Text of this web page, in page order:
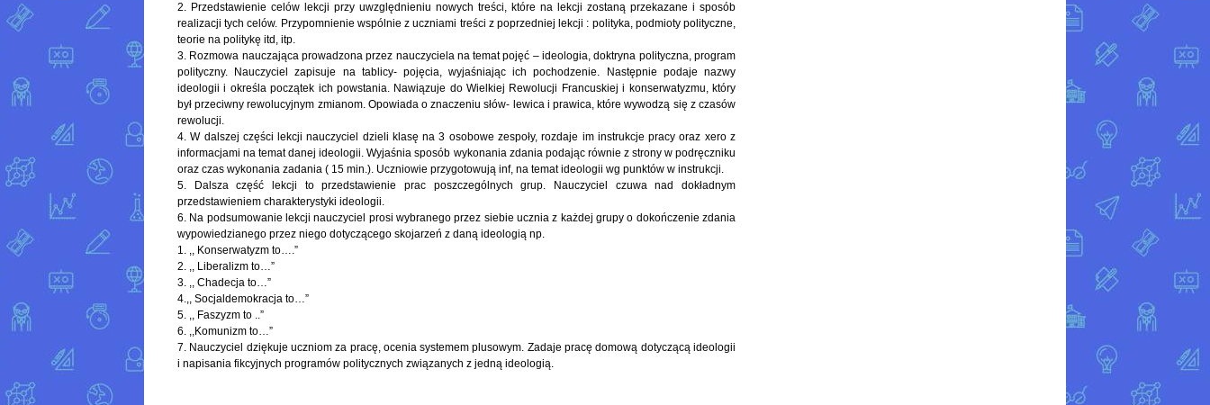
2. Przedstawienie celów lekcji przy uwzględnieniu nowych treści, które na lekcji zostaną przekazane i sposób
realizacji tych celów. Przypomnienie wspólnie z uczniami treści z poprzedniej lekcji : polityka, podmioty polityczne,
teorie na politykę itd, itp.
3. Rozmowa nauczająca prowadzona przez nauczyciela na temat pojęć – ideologia, doktryna polityczna, program
polityczny. Nauczyciel zapisuje na tablicy- pojęcia, wyjaśniając ich pochodzenie. Następnie podaje nazwy
ideologii i określa początek ich powstania. Nawiązuje do Wielkiej Rewolucji Francuskiej i konserwatyzmu, który
był przeciwny rewolucyjnym zmianom. Opowiada o znaczeniu słów- lewica i prawica, które wywodzą się z czasów
rewolucji.
4. W dalszej części lekcji nauczyciel dzieli klasę na 3 osobowe zespoły, rozdaje im instrukcje pracy oraz xero z
informacjami na temat danej ideologii. Wyjaśnia sposób wykonania zdania podając równie z strony w podręczniku
oraz czas wykonania zadania ( 15 min.). Uczniowie przygotowują inf, na temat ideologii wg punktów w instrukcji.
5. Dalsza część lekcji to przedstawienie prac poszczególnych grup. Nauczyciel czuwa nad dokładnym
przedstawieniem charakterystyki ideologii.
6. Na podsumowanie lekcji nauczyciel prosi wybranego przez siebie ucznia z każdej grupy o dokończenie zdania
wypowiedzianego przez niego dotyczącego skojarzeń z daną ideologią np.
1. ,, Konserwatyzm to….”
2. ,, Liberalizm to…”
3. ,, Chadecja to…”
4.,, Socjaldemokracja to…”
5. ,, Faszyzm to ..”
6. ,,Komunizm to…”
7. Nauczyciel dziękuje uczniom za pracę, ocenia systemem plusowym. Zadaje pracę domową dotyczącą ideologii
i napisania fikcyjnych programów politycznych związanych z jedną ideologią.